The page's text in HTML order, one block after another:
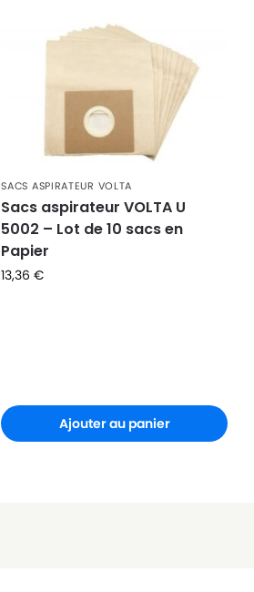
SACS ASPIRATEUR VOLTA
Sacs aspirateur VOLTA U
5002 – Lot de 10 sacs en
Papier
13,36€
Ajouter au panier